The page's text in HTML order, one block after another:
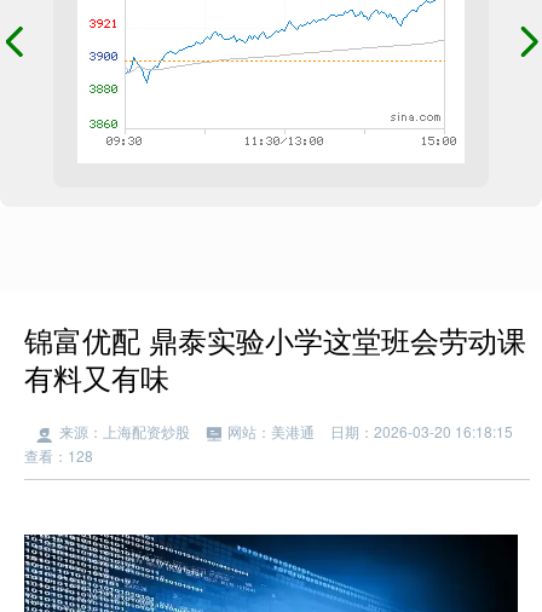
锦富优配 鼎泰实验小学这堂班会劳动课
有料又有味
来源：上海配资炒股 网站：美港通
日期：2026-03-20 16:18:15
查看：128